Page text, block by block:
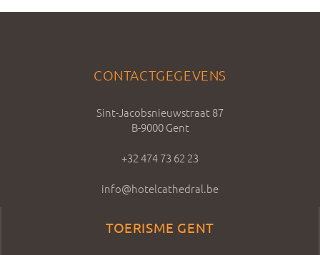
CONTACTGEGEVENS
Sint-Jacobsnieuwstraat 87
B-9000 Gent
+32 474 73 62 23
info@hotelcathedral.be
TOERISME GENT